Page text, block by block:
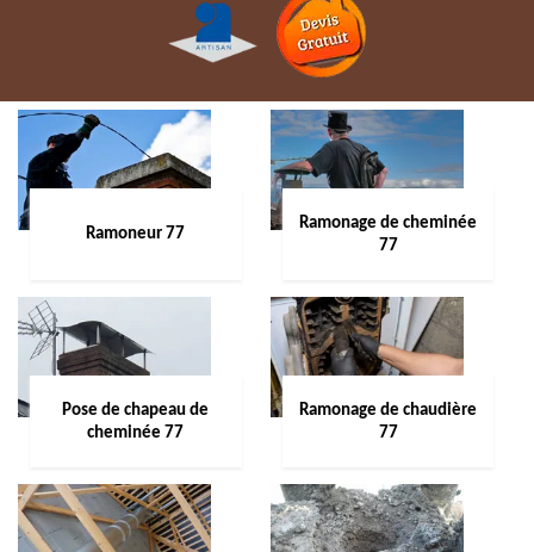
Ramoneur 77
Ramonage de cheminée
77
Pose de chapeau de
cheminée 77
Ramonage de chaudière
77